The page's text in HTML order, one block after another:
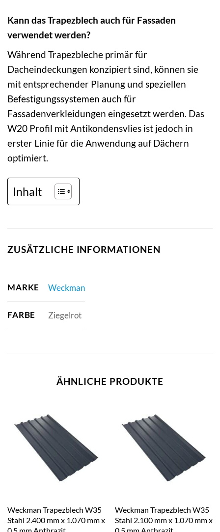
Kann das Trapezblech auch für Fassaden
verwendet werden?
Während Trapezbleche primär für
Dacheindeckungen konzipiert sind, können sie
mit entsprechender Planung und speziellen
Befestigungssystemen auch für
Fassadenverkleidungen eingesetzt werden. Das
W20 Profil mit Antikondensvlies ist jedoch in
erster Linie für die Anwendung auf Dächern
optimiert.
Inhalt
ZUSÄTZLICHE INFORMATIONEN
MARKE Weckman
FARBE Ziegelrot
ÄHNLICHE PRODUKTE
Weckman Trapezblech W35
Stahl 2.400 mm x 1.070 mm x
0,5 mm Anthrazit
Weckman Trapezblech W35
Stahl 2.100 mm x 1.070 mm x
0,5 mm Anthrazit